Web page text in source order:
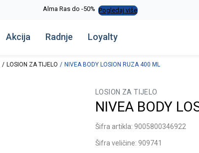
Alma Ras do -50% Pogledaj više
Akcija Radnje Loyalty
LOSION ZA TIJELO NIVEA BODY LOSION RUZA 400 ML
LOSION ZA TIJELO
NIVEA BODY
Šifra artikla: 9005800346922
Šifra veličine: 909741